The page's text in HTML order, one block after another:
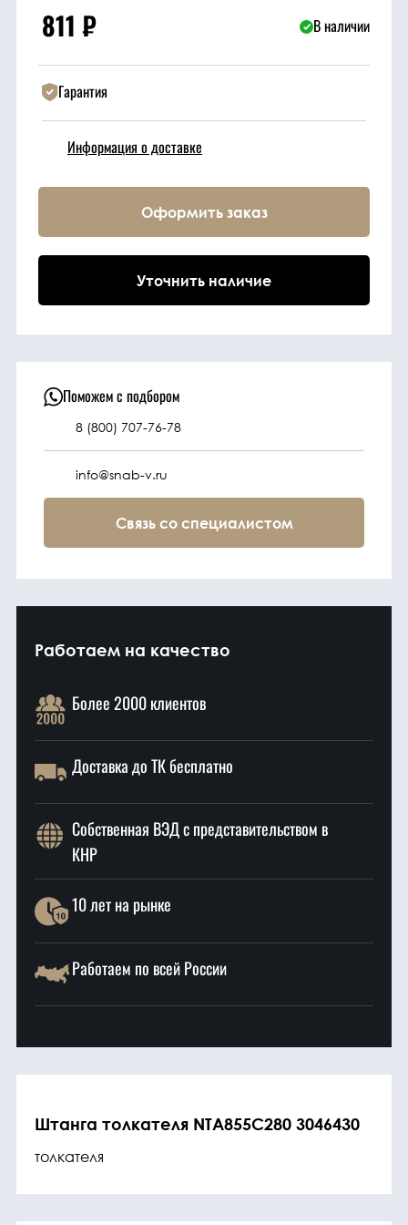
Фильтрующие
элементы
Электрическая
811 ₽ В наличии
Гарантия
Информация о доставке
Оформить заказ
Уточнить наличие
Поможем с подбором
8 (800) 707-76-78
info@snab-v.ru
Связь со специалистом
Работаем на качество
Более 2000 клиентов
Доставка до ТК бесплатно
Собственная ВЭД с представительством в
КНР
10 лет на рынке
Работаем по всей России
Штанга толкателя NTA855C280 3046430
толкателя